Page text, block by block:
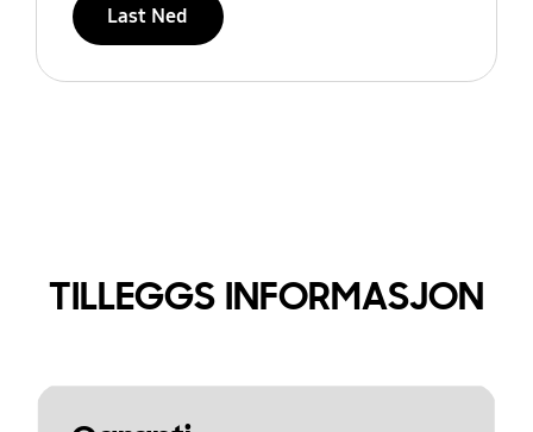
Last Ned
TILLEGGS INFORMASJON